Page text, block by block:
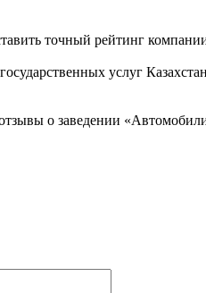
точный рейтинг
услуг
о заведении